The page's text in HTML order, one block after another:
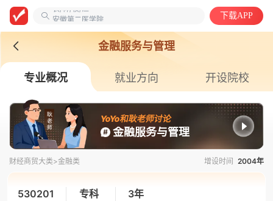
安徽第二医学院
下载APP
金融服务与管理
专业概况 就业方向 开设院校
YoYo和耿老师讨论
金融服务与管理
财经商贸大类>金融类 增设时间 2004年
530201 专科 3年